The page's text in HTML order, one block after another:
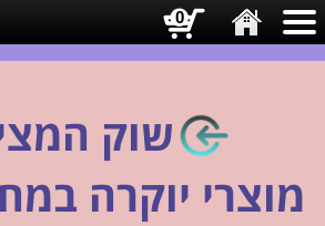
שוק
מוצרי יוקרה
0